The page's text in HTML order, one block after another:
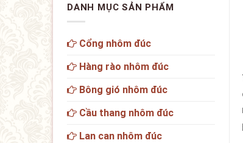
DANH MỤC SẢN PHẨM
Cổng nhôm đúc
Hàng rào nhôm đúc
Bông gió nhôm đúc
Cầu thang nhôm đúc
Lan can nhôm đúc